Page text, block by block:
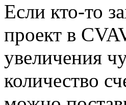
Если кто-то
проект в
увеличения
количество